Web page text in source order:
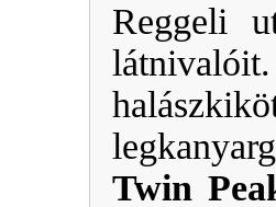
Reggeli
Twin